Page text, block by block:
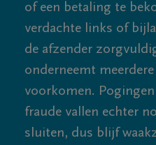
of een betaling te
verdachte links of
de afzender
onderneemt
voorkomen.
fraude vallen echter
sluiten, dus blijf